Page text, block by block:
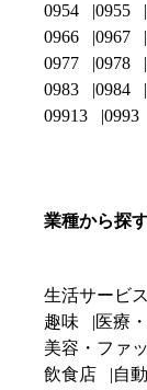
0954
0955
0966
0967
0977
0978
0983
0984
09913
0993
業種から探
生活サービス
趣味
医療
美容・ファ
飲食店
自